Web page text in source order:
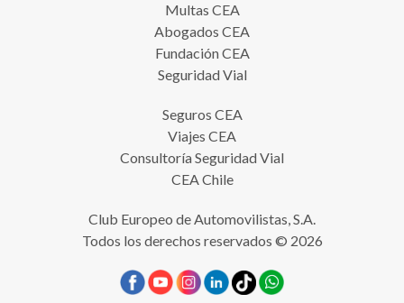
Multas CEA
Abogados CEA
Fundación CEA
Seguridad Vial
Seguros CEA
Viajes CEA
Consultoría Seguridad Vial
CEA Chile
Club Europeo de Automovilistas, S.A.
Todos los derechos reservados © 2026